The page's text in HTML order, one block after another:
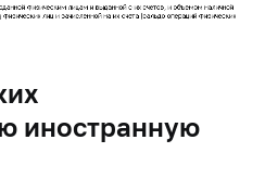
иностранную